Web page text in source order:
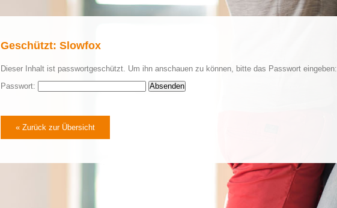
Geschützt: Slowfox
Dieser Inhalt ist passwortgeschützt. Um ihn anschauen zu können, bitte das Passwort eingeben:
Passwort:
« Zurück zur Übersicht